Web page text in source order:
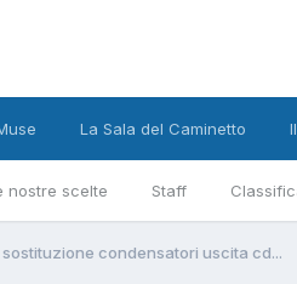
nostre scelte Staff
La Sala del Caminetto
sostituzione condensatori uscita cd...